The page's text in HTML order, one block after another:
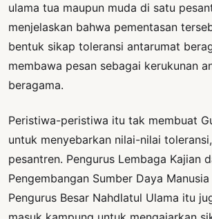
ulama tua maupun muda di satu
menjelaskan bahwa pementasan
bentuk sikap toleransi antarumat
membawa pesan sebagai kerukunan
beragama.
Peristiwa-peristiwa itu tak membuat
untuk menyebarkan nilai-nilai
pesantren. Pengurus Lembaga Kajian
Pengembangan Sumber Daya
Pengurus Besar Nahdlatul Ulama itu